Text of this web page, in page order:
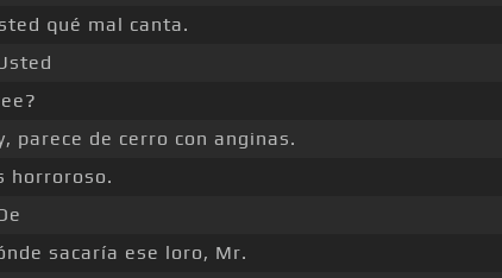
qué mal canta.
parece de cerro con anginas.
horroroso.
sacaría ese loro, Mr.